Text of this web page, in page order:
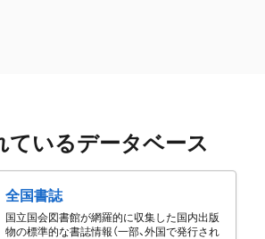
ているデータベース
全国書誌
国立国会図書館が網羅的に収集した国内出版
物の標準的な書誌情報（一部、外国で発行され